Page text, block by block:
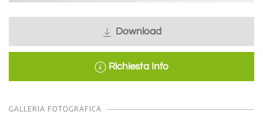
Download
Richiesta Info
GALLERIA FOTOGRAFICA